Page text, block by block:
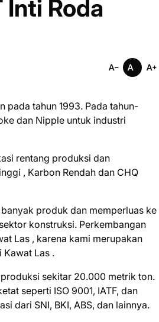
Inti Roda
pada tahun 1993. Pada tahun-
dan Nipple untuk industri
rentang produksi dan
, Karbon Rendah dan CHQ
produk dan memperluas ke
konstruksi. Perkembangan
Las , karena kami merupakan
Las .
sekitar 20.000 metrik ton.
seperti ISO 9001, IATF, dan
dari SNI, BKI, ABS, dan lainnya.